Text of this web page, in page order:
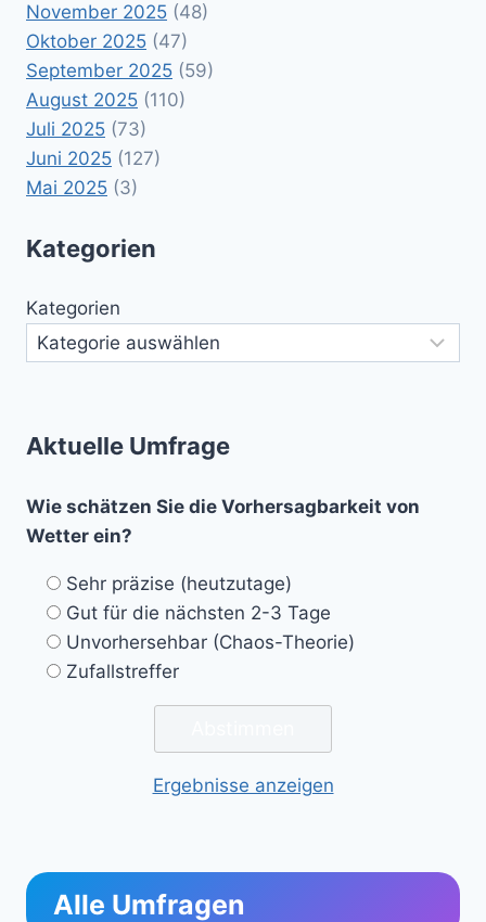
November 2025 (48)
Oktober 2025 (47)
September 2025 (59)
August 2025 (110)
Juli 2025 (73)
Juni 2025 (127)
Mai 2025 (3)
Kategorien
Kategorien
Aktuelle Umfrage
Wie schätzen Sie die Vorhersagbarkeit von
Wetter ein?
Sehr präzise (heutzutage)
Gut für die nächsten 2-3 Tage
Unvorhersehbar (Chaos-Theorie)
Zufallstreffer
Ergebnisse anzeigen
Alle Umfragen